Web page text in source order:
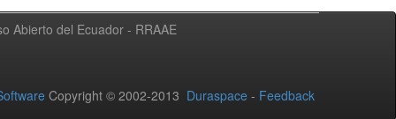
Abierto del Ecuador - RRAAE
Copyright © 2002-2013 Duraspace - Feedback